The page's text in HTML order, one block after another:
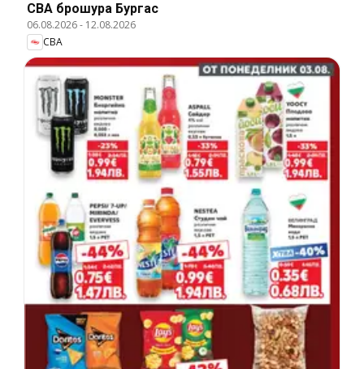
CBA брошура Бургас
06.08.2026- 12.08.2026
CBA